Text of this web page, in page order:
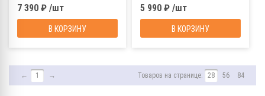
7 390 ₽ /шт
В КОРЗИНУ
5 990 ₽ /шт
В КОРЗИНУ
← 1 → Товаров на странице: 28 56 84